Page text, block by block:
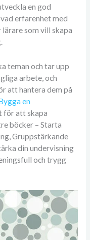
en god
erfarenhet med
som vill skapa
teman och tar upp
arbete, och
att hantera dem på
en
för att skapa
böcker – Starta
Gruppstärkande
din undervisning
och trygg